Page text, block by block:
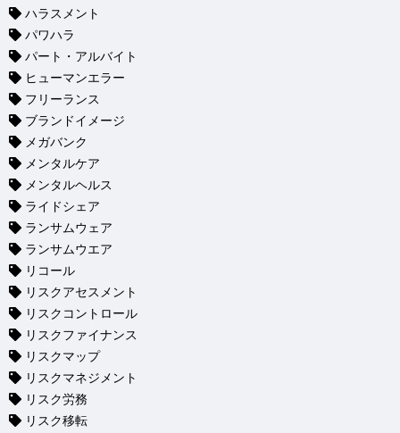
ハラスメント
パワハラ
パート・アルバイト
ヒューマンエラー
フリーランス
ブランドイメージ
メガバンク
メンタルケア
メンタルヘルス
ライドシェア
ランサムウェア
ランサムウエア
リコール
リスクアセスメント
リスクコントロール
リスクファイナンス
リスクマップ
リスクマネジメント
リスク労務
リスク移転